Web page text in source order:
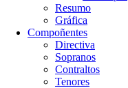
Resumo
Gráfica
Compoñentes
Directiva
Sopranos
Contraltos
Tenores